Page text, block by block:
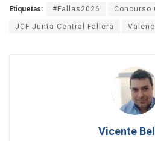
Etiquetas: #Fallas2026 Concurso
JCF Junta Central Fallera
Vicente